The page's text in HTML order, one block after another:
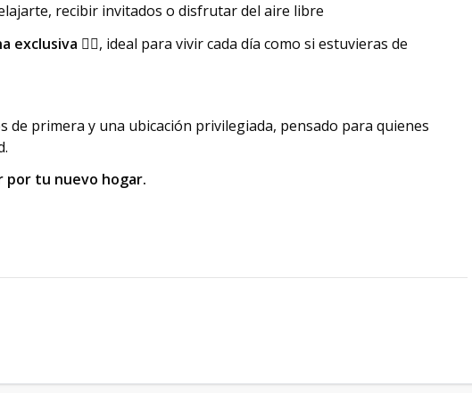
recibir invitados o disfrutar del aire libre
exclusiva 🏊‍♂️, ideal para vivir cada día como si estuvieras de
de primera y una ubicación privilegiada, pensado para quienes
por tu nuevo hogar.